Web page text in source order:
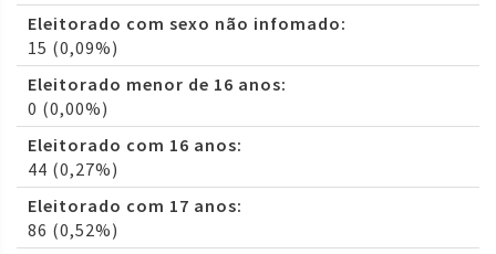
Eleitorado com sexo não infomado:
15 (0,09%)
Eleitorado menor de 16 anos:
0 (0,00%)
Eleitorado com 16 anos:
44 (0,27%)
Eleitorado com 17 anos:
86 (0,52%)